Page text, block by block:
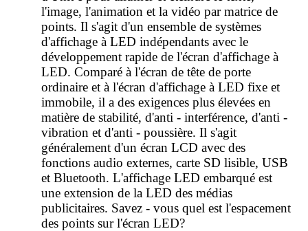
l'image, l'animation et la vidéo par matrice de
points. Il s'agit d'un ensemble de systèmes
d'affichage à LED indépendants avec le
développement rapide de l'écran d'affichage à
LED. Comparé à l'écran de tête de porte
ordinaire et à l'écran d'affichage à LED fixe et
immobile, il a des exigences plus élevées en
matière de stabilité, d'anti - interférence, d'anti -
vibration et d'anti - poussière. Il s'agit
généralement d'un écran LCD avec des
fonctions audio externes, carte SD lisible, USB
et Bluetooth. L'affichage LED embarqué est
une extension de la LED des médias
publicitaires. Savez - vous quel est l'espacement
des points sur l'écran LED?